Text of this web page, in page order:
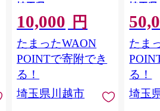
埼玉県
10,000 円
たまったWAON
POINTで寄附でき
る！
埼玉県川越市
埼玉県
たま
る！
埼玉